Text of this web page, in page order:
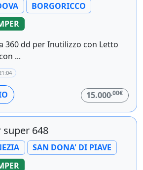
BORGORICCO
360 dd per Inutilizzo con Letto
...
15.000,00€
648
SAN DONA' DI PIAVE